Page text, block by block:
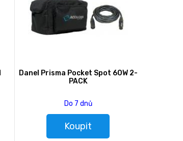
Danel Prisma Pocket Spot 60W 2-
PACK
Do 7 dnů
Koupit